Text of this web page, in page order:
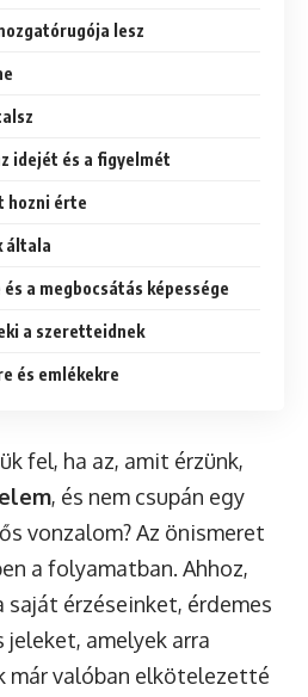
lesz
idejét és a figyelmét
hozni érte
általa
a megbocsátás képessége
a szeretteidnek
és emlékekre
fel, ha az, amit érzünk,
, és nem csupán egy
vonzalom? Az önismeret
a folyamatban. Ahhoz,
érzéseinket, érdemes
amelyek arra
már valóban elkötelezetté